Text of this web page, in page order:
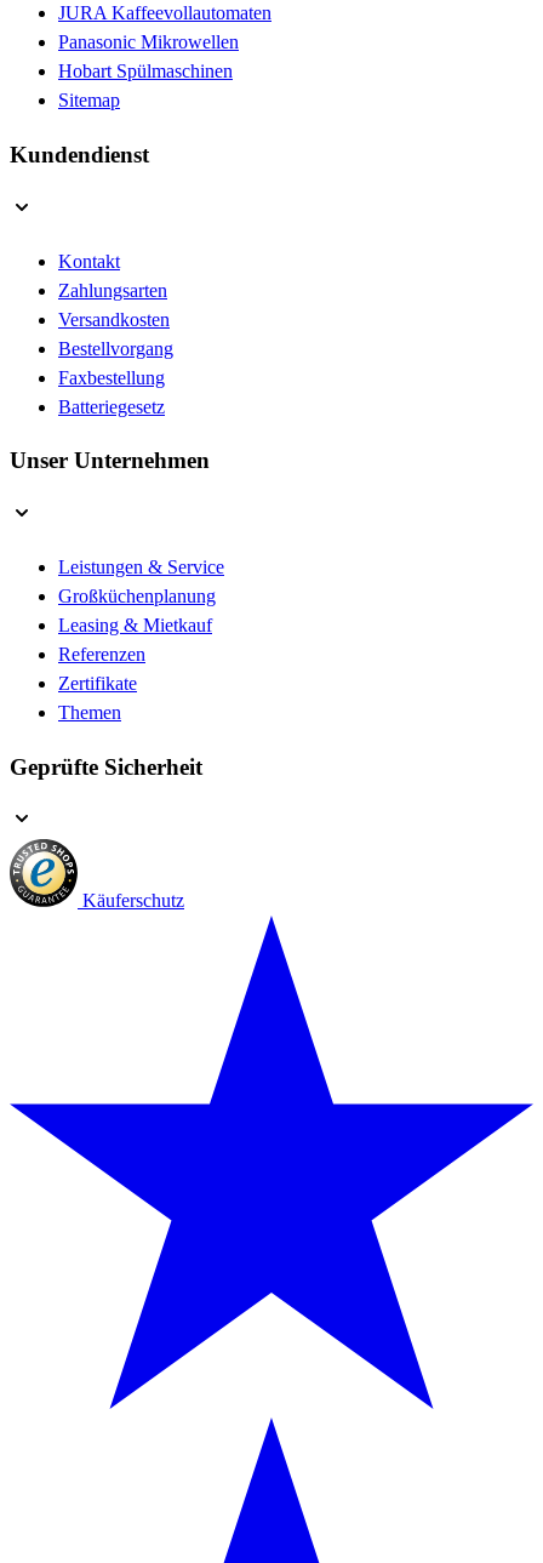
JURA Kaffeevollautomaten
Panasonic Mikrowellen
Hobart Spülmaschinen
Sitemap
Kundendienst
Kontakt
Zahlungsarten
Versandkosten
Bestellvorgang
Faxbestellung
Batteriegesetz
Unser Unternehmen
Leistungen & Service
Großküchenplanung
Leasing & Mietkauf
Referenzen
Zertifikate
Themen
Geprüfte Sicherheit
Käuferschutz